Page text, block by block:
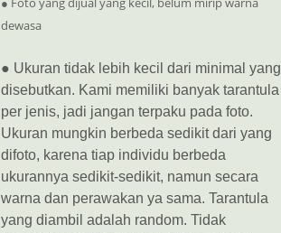
dewasa
● Ukuran tidak lebih kecil dari minimal yang
disebutkan. Kami memiliki banyak tarantula
per jenis, jadi jangan terpaku pada foto.
Ukuran mungkin berbeda sedikit dari yang
difoto, karena tiap individu berbeda
ukurannya sedikit-sedikit, namun secara
warna dan perawakan ya sama. Tarantula
yang diambil adalah random. Tidak